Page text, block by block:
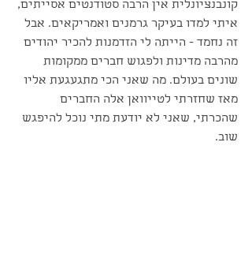
קונבנציונלית אין הרבה סטודנטים אסייתים,
איתי למדו בעיקר גרמנים ואמריקאים. אבל
זה נחמד - הייתה לי הזדמנות להכיר יהודים
מהרבה מדינות ולפגוש חברים ממקומות
שונים בעולם. מה שאני הכי מתגעגעת אליו
מאז שחזרתי לטייוואן אלה החברים
שהכרתי, שאני לא יודעת מתי נוכל להיפגש
שוב.